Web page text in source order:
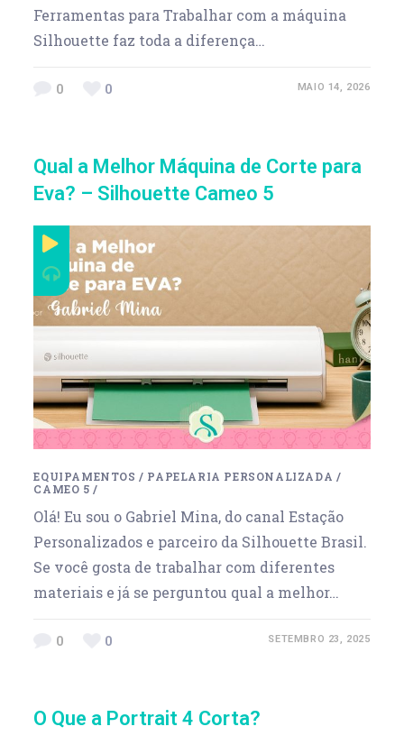
Ferramentas para Trabalhar com a máquina
Silhouette faz toda a diferença…
0 0 MAIO 14, 2026
Qual a Melhor Máquina de Corte para
Eva? – Silhouette Cameo 5
EQUIPAMENTOS / PAPELARIA PERSONALIZADA /
CAMEO 5 /
Olá! Eu sou o Gabriel Mina, do canal Estação
Personalizados e parceiro da Silhouette Brasil.
Se você gosta de trabalhar com diferentes
materiais e já se perguntou qual a melhor…
0 0 SETEMBRO 23, 2025
O Que a Portrait 4 Corta?